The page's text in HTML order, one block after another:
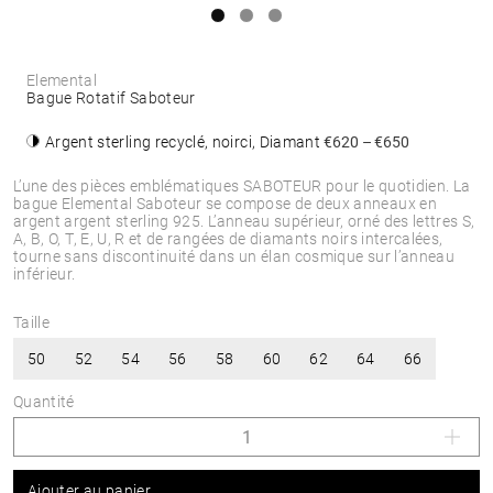
L’une des pièces emblématiques SABOTEUR pour le quotidien. La
bague Elemental Saboteur se compose de deux anneaux en
argent argent sterling 925. L’anneau supérieur, orné des lettres S,
A, B, O, T, E, U, R et de rangées de diamants noirs intercalées,
tourne sans discontinuité dans un élan cosmique sur l’anneau
inférieur.
Elemental
Bague Rotatif Saboteur
Argent sterling recyclé, noirci, Diamant€620 – €650
Taille
50 52 54 56 58 60 62 64 66
Quantité